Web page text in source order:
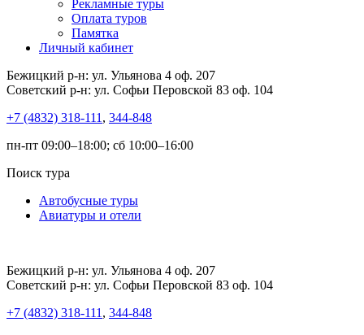
Рекламные туры
Оплата туров
Памятка
Личный кабинет
Бежицкий р-н: ул. Ульянова 4 оф. 207
Советский р-н: ул. Софьи Перовской 83 оф. 104
+7 (4832) 318-111 , 344-848
пн-пт 09:00–18:00; сб 10:00–16:00
Поиск тура
Автобусные туры
Авиатуры и отели
Бежицкий р-н: ул. Ульянова 4 оф. 207
Советский р-н: ул. Софьи Перовской 83 оф. 104
+7 (4832) 318-111 , 344-848